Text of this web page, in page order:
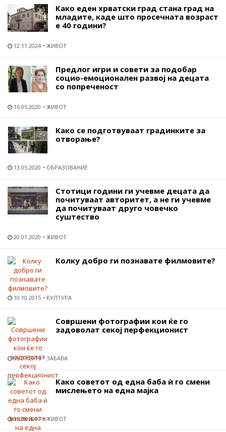
Како еден хрватски град стана град на
младите, каде што просечната возраст
е 40 години?
12.11.2024 ЖИВОТ
Предлог игри и совети за подобар
социо-емоционален развој на децата
со попреченост
16.05.2020 ЖИВОТ
Како се подготвуваат градинките за
отворање?
13.05.2020 ОБРАЗОВАНИЕ
Стотици години ги учевме децата да
почитуваат авторитет, а не ги учевме
да почитуваат друго човечко
суштество
20.01.2020 ЖИВОТ
Колку добро ги познавате филмовите?
10.10.2015 КУЛТУРА
Совршени фотографии кои ќе го
задоволат секој перфекционист
09.07.2015 ЗАБАВА
Како советот од една баба ѝ го смени
мислењето на една мајка
16.08.2017 ЖИВОТ